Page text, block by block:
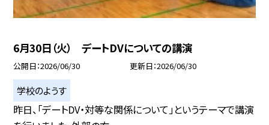
6月30日（火） デートDVについての講演
公開日 2026/06/30 更新日 2026/06/30
学校のようす
昨日、「デートDV・対等な関係について」というテーマで講演